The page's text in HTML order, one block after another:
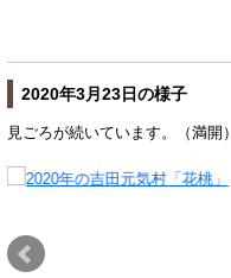
2020年3月23日の様子
見ごろが続いています。（満開）